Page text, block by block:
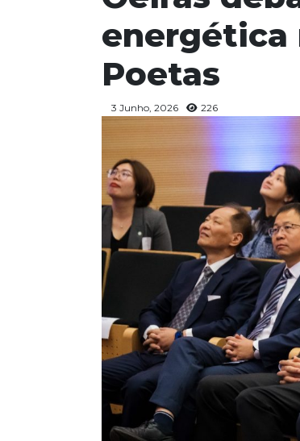
energética
Poetas
3 Junho, 2026 226